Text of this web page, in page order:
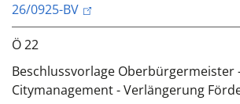
26/0925-BV
Ö 22
Beschlussvorlage Oberbürgermeister
Citymanagement - Verlängerung